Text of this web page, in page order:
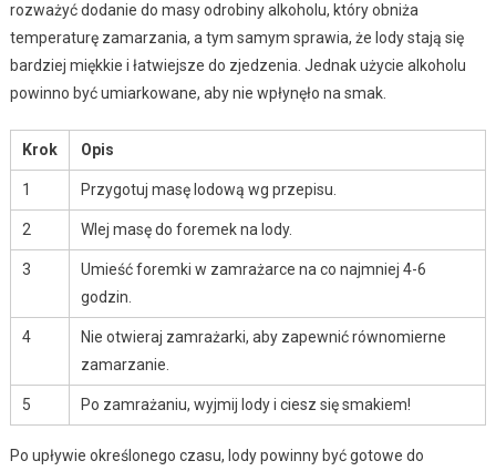
rozważyć dodanie do masy odrobiny alkoholu, który obniża
temperaturę zamarzania, a tym samym sprawia, że lody stają się
bardziej miękkie i łatwiejsze do zjedzenia. Jednak użycie alkoholu
powinno być umiarkowane, aby nie wpłynęło na smak.
Krok Opis
1 Przygotuj masę lodową wg przepisu.
2 Wlej masę do foremek na lody.
3
Umieść foremki w zamrażarce na co najmniej 4-6
godzin.
4
Nie otwieraj zamrażarki, aby zapewnić równomierne
zamarzanie.
5 Po zamrażaniu, wyjmij lody i ciesz się smakiem!
Po upływie określonego czasu, lody powinny być gotowe do